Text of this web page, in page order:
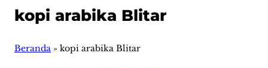
kopi arabika Blitar
Beranda » kopi arabika Blitar